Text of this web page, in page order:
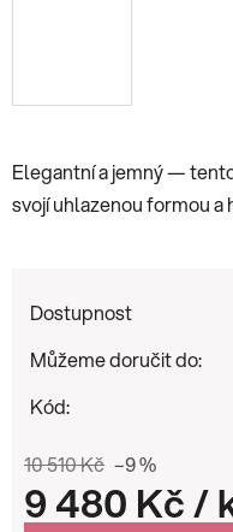
Elegantní a jemný —
svojí uhlazenou formou a
Dostupnost
Můžeme doručit do:
Kód:
10 510 Kč –9 %
9 480 Kč/